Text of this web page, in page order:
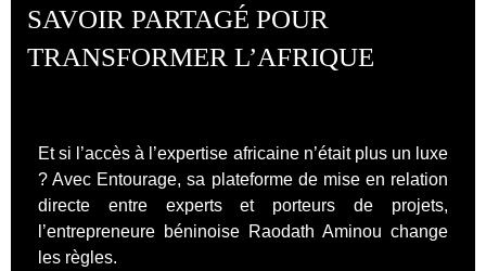
SAVOIR PARTAGÉ POUR
TRANSFORMER L’AFRIQUE
Et si l’accès à l’expertise africaine n’était plus un luxe
? Avec Entourage, sa plateforme de mise en relation
directe entre experts et porteurs de projets,
l’entrepreneure béninoise Raodath Aminou change
les règles.